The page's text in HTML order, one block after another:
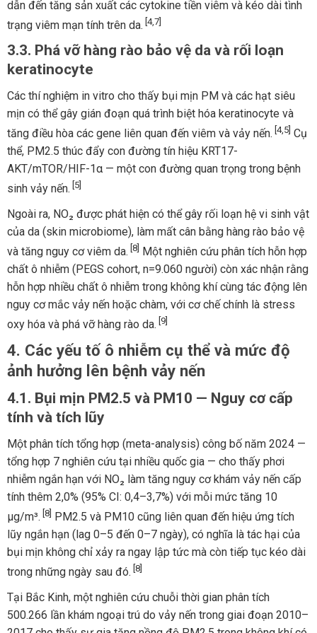
dẫn đến tăng sản xuất các cytokine tiền viêm và kéo dài tình
trạng viêm mạn tính trên da. [4,7]
3.3. Phá vỡ hàng rào bảo vệ da và rối loạn
keratinocyte
Các thí nghiệm in vitro cho thấy bụi mịn PM và các hạt siêu
mịn có thể gây gián đoạn quá trình biệt hóa keratinocyte và
tăng điều hòa các gene liên quan đến viêm và vảy nến. [4,5] Cụ
thể, PM2.5 thúc đẩy con đường tín hiệu KRT17-
AKT/mTOR/HIF-1α — một con đường quan trọng trong bệnh
sinh vảy nến. [5]
Ngoài ra, NO₂ được phát hiện có thể gây rối loạn hệ vi sinh vật
của da (skin microbiome), làm mất cân bằng hàng rào bảo vệ
và tăng nguy cơ viêm da. [8] Một nghiên cứu phân tích hỗn hợp
chất ô nhiễm (PEGS cohort, n=9.060 người) còn xác nhận rằng
hỗn hợp nhiều chất ô nhiễm trong không khí cùng tác động lên
nguy cơ mắc vảy nến hoặc chàm, với cơ chế chính là stress
oxy hóa và phá vỡ hàng rào da. [9]
4. Các yếu tố ô nhiễm cụ thể và mức độ
ảnh hưởng lên bệnh vảy nến
4.1. Bụi mịn PM2.5 và PM10 — Nguy cơ cấp
tính và tích lũy
Một phân tích tổng hợp (meta-analysis) công bố năm 2024 —
tổng hợp 7 nghiên cứu tại nhiều quốc gia — cho thấy phơi
nhiễm ngắn hạn với NO₂ làm tăng nguy cơ khám vảy nến cấp
tính thêm 2,0% (95% CI: 0,4–3,7%) với mỗi mức tăng 10
µg/m³. [8]
PM2.5 và PM10 cũng liên quan đến hiệu ứng tích
lũy ngắn hạn (lag 0–5 đến 0–7 ngày), có nghĩa là tác hại của
bụi mịn không chỉ xảy ra ngay lập tức mà còn tiếp tục kéo dài
trong những ngày sau đó. [8]
Tại Bắc Kinh, một nghiên cứu chuỗi thời gian phân tích
500.266 lần khám ngoại trú do vảy nến trong giai đoạn 2010–